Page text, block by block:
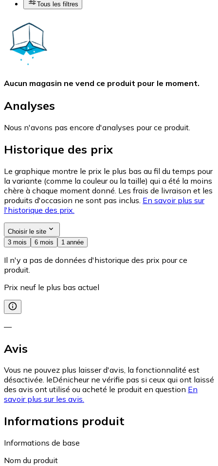
Tous les filtres
Aucun magasin ne vend ce produit pour le moment.
Analyses
Nous n'avons pas encore d'analyses pour ce produit.
Historique des prix
Le graphique montre le prix le plus bas au fil du temps pour
la variante (comme la couleur ou la taille) qui a été la moins
chère à chaque moment donné. Les frais de livraison et les
produits d'occasion ne sont pas inclus. En savoir plus sur
l'historique des prix.
Choisir le site
3 mois
6 mois 1 année
Il n'y a pas de données d'historique des prix pour ce
produit.
Prix neuf le plus bas actuel
—
Avis
Vous ne pouvez plus laisser d'avis, la fonctionnalité est
désactivée. leDénicheur ne vérifie pas si ceux qui ont laissé
des avis ont utilisé ou acheté le produit en question En
savoir plus sur les avis.
Informations produit
Informations de base
Nom du produit